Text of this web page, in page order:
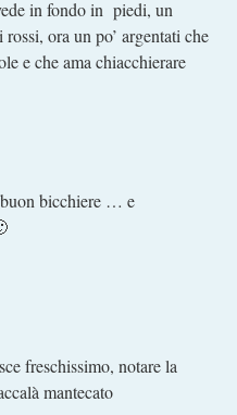
in fondo in piedi, un
ora un po’ argentati che
e che ama chiacchierare
bicchiere … e
freschissimo, notare la
mantecato